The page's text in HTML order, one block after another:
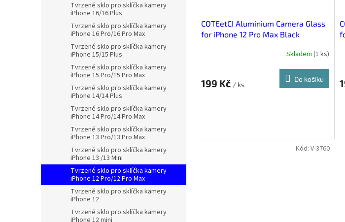
Tvrzené sklo pro sklíčka kamery
iPhone 16/16 Plus
Tvrzené sklo pro sklíčka kamery
iPhone 16 Pro/16 Pro Max
Tvrzené sklo pro sklíčka kamery
iPhone 15/15 Plus
Tvrzené sklo pro sklíčka kamery
iPhone 15 Pro/15 Pro Max
Tvrzené sklo pro sklíčka kamery
iPhone 14/14 Plus
Tvrzené sklo pro sklíčka kamery
iPhone 14 Pro/14 Pro Max
Tvrzené sklo pro sklíčka kamery
iPhone 13 Pro/13 Pro Max
Tvrzené sklo pro sklíčka kamery
iPhone 13 /13 Mini
Tvrzené sklo pro sklíčka kamery
iPhone 12 Pro/12 Pro Max
Tvrzené sklo pro sklíčka kamery
iPhone 12
Tvrzené sklo pro sklíčka kamery
iPhone 12 mini
COTEetCI Aluminium Camera Glass
for iPhone 12 Pro Max Black
Skladem (1 ks)
199 Kč / ks
Do košíku
Kód: V-3760